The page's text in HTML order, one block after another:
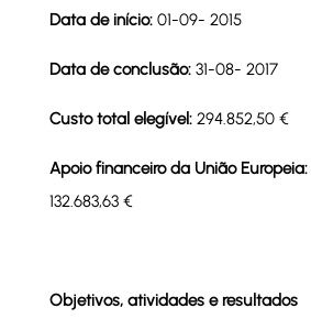
Data de início: 01-09- 2015
Data de conclusão: 31-08- 2017
Custo total elegível: 294.852,50 €
Apoio financeiro da União Europeia:
132.683,63 €
Objetivos, atividades e resultados